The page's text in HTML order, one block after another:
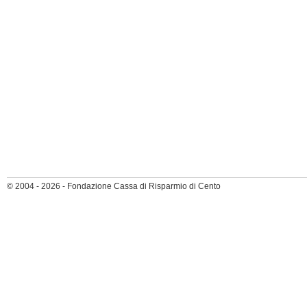
© 2004 - 2026 - Fondazione Cassa di Risparmio di Cento